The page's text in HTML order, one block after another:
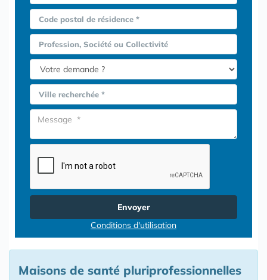
Code postal de résidence *
Profession, Société ou Collectivité
Ville recherchée *
Envoyer
Conditions d'utilisation
Maisons de santé pluriprofessionnelles